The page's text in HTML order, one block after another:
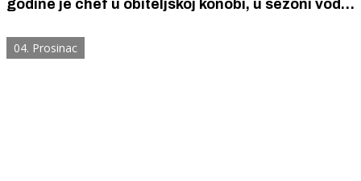
godine je chef u obiteljskoj konobi, u sezoni vodi
sushi majstora
04. Prosinac